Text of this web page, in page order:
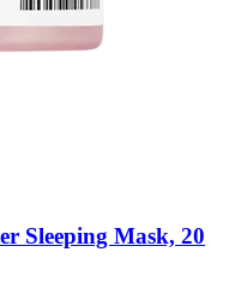
Sleeping Mask, 20